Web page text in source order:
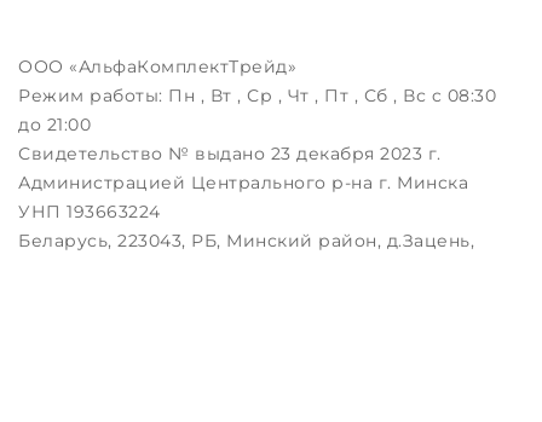
ООО «АльфаКомплектТрейд»
Режим работы: Пн , Вт , Ср , Чт , Пт , Сб , Вс c 08:30
до 21:00
Свидетельство № выдано 23 декабря 2023 г.
Администрацией Центрального р-на г. Минска
УНП 193663224
Беларусь, 223043, РБ, Минский район, д.Зацень,